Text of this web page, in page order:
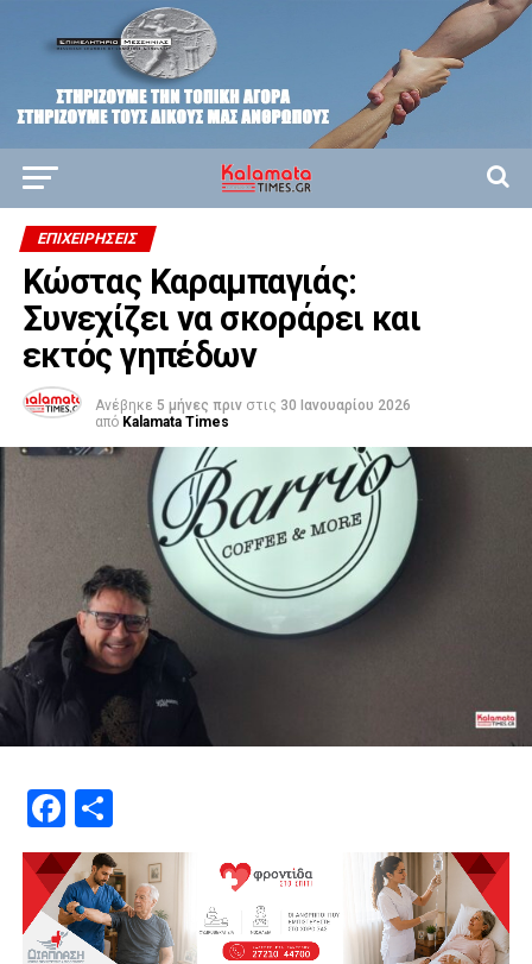
ΕΠΙΧΕΙΡΉΣΕΙΣ
Κώστας Καραμπαγιάς:
Συνεχίζει να σκοράρει και
εκτός γηπέδων
Ανέβηκε 5 μήνες πριν στις 30 Ιανουαρίου 2026
από Kalamata Times
Facebook
Μοιραστείτε